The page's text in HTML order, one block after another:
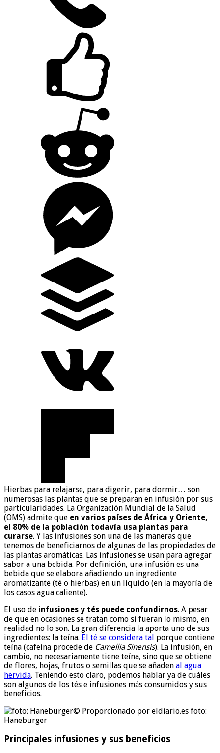
Hierbas para relajarse, para digerir, para dormir… son
numerosas las plantas que se preparan en infusión por sus
particularidades. La Organización Mundial de la Salud
(OMS) admite que en varios países de África y Oriente,
el 80% de la población todavía usa plantas para
curarse. Y las infusiones son una de las maneras que
tenemos de beneficiarnos de algunas de las propiedades de
las plantas aromáticas. Las infusiones se usan para agregar
sabor a una bebida. Por definición, una infusión es una
bebida que se elabora añadiendo un ingrediente
aromatizante (té o hierbas) en un líquido (en la mayoría de
los casos agua caliente).
El uso de infusiones y tés puede confundirnos. A pesar
de que en ocasiones se tratan como si fueran lo mismo, en
realidad no lo son. La gran diferencia la aporta uno de sus
ingredientes: la teína. El té se considera tal porque contiene
teína (cafeína procede de Camellia Sinensis). La infusión, en
cambio, no necesariamente tiene teína, sino que se obtiene
de flores, hojas, frutos o semillas que se añaden al agua
hervida. Teniendo esto claro, podemos hablar ya de cuáles
son algunos de los tés e infusiones más consumidos y sus
beneficios.
© Proporcionado por eldiario.es foto:
Haneburger
Principales infusiones y sus beneficios